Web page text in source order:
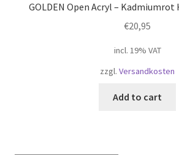
GOLDEN Open Acryl – Kadmiumrot
€20,95
incl. 19% VAT
zzgl. Versandkosten
Add to cart